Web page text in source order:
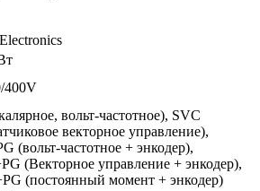
400V
вольт-частотное), SVC
векторное управление),
(вольт-частотное + энкодер),
(Векторное управление + энкодер),
(постоянный момент + энкодер)